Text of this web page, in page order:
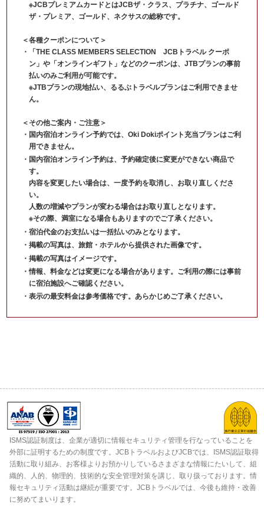
※JCBプレミアムカードとはJCBザ・クラス、プラチナ、ゴールド
ザ・プレミア、ゴールド、ネクサスの総称です。
＜各種クーポンについて＞
「THE CLASS MEMBERS SELECTION JCBトラベル クーポ
ン」や「オンラインギフト」などのクーポンは、JTBプランの事前
払いのみご利用が可能です。
※JTBプランの現地払い、るるぶトラベルプランはご利用できませ
ん。
＜その他ご案内・ご注意＞
国内宿泊オンライン予約では、Oki Dokiポイント充当プランはご利
用できません。
国内宿泊オンライン予約は、予約確定後に変更ができない商品で
す。
内容を変更したい場合は、一度予約を取消し、お取り直しくださ
い。
人数の増減やプランが変わる場合はお取り直しとなります。
※その際、満室になる場合もありますのでご了承ください。
宿泊代金のお支払いは一括払いのみとなります。
掲載の写真は、旅館・ホテルから提供された画像です。
掲載の写真はイメージです。
情報、料金などは変更になる場合があります。ご利用の際には事前
に宿泊施設へご確認ください。
表示の最安料金は参考価格です。あらかじめご了承ください。
ISMS認証制度は、企業が適切に情報セキュリティ管理を行なっていることを
外部に証明するための制度です。JCBトラベルおよびJCBでは、ISMS認証取得
活動に取り組み、お客様よりお預かりしているさまざまな情報にたいして、組
織的、人的、物理的、技術的な安全管理対策を講じ、取り扱っております。情
報セキュリティ活動は継続が重要です。JCBトラベルでは、今後も維持・改善
に努めてまいります。